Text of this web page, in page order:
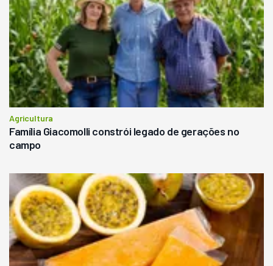
Agricultura
Família Giacomolli constrói legado de gerações no
campo